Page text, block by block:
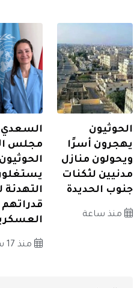
الحوثيون
يهجرون أسرًا
ويحولون منازل
مدنيين لثكنات
جنوب الحديدة
منذ ساعة
السعدي
مجلس
الحوثيون
التهدئة
قدراتهم
منذ 17 ساعة